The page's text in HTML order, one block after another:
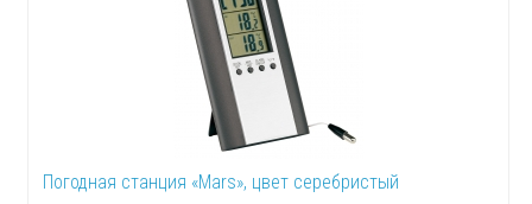
Погодная станция «Mars», цвет серебристый